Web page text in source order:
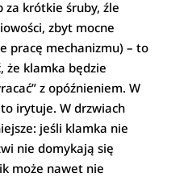
za krótkie śruby, źle
zbyt mocne
pracę mechanizmu) – to
że klamka będzie
z opóźnieniem. W
irytuje. W drzwiach
jeśli klamka nie
nie domykają się
może nawet nie